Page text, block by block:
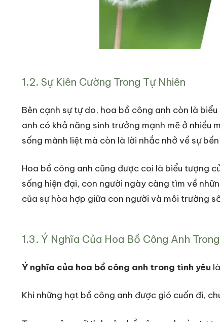
1.2. Sự Kiên Cường Trong Tự Nhiên
Bên cạnh sự tự do, hoa bồ công anh còn là
anh có khả năng sinh trưởng mạnh mẽ ở nhiều
sống mãnh liệt mà còn là lời nhắc nhở về sự
Hoa bồ công anh cũng được coi là biểu tượng
sống hiện đại, con người ngày càng tìm về
của sự hòa hợp giữa con người và môi trường
1.3. Ý Nghĩa Của Hoa Bồ Công Anh
Ý nghĩa của hoa bồ công anh trong tình yêu
Khi những hạt bồ công anh được gió cuốn đi,